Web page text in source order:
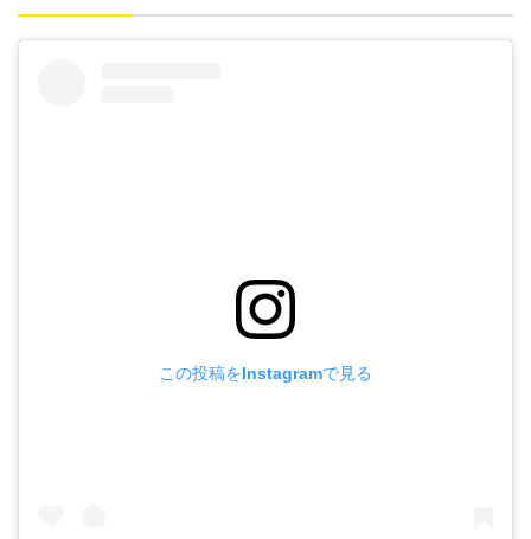
この投稿をInstagramで見る